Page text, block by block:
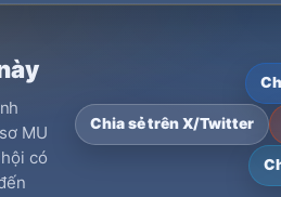
MU
có
Chia sẻ trên X/Twitter